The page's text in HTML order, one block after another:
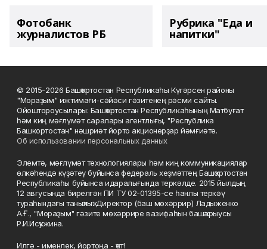
Фотобанк
журналистов РБ
Рубрика "Еда и
напитки"
© 2015-2026 Башҡортостан Республикаһы Күгәрсен районы
"Мораҙым" ижтимағи-сәйәси гәзитенең рәсми сайты.
Ойоштороусылары: Башҡортостан Республикаһының Матбуғат
һәм киң мәғлүмәт саралары агентлығы, "Республика
Башкортостан" нәшриәт йорто акционерҙар йәмғиәте.
Об использовании персональных данных
Элемтә, мәғлүмәт технологиялары һәм киң коммуникациялар
өлкәһендә күҙәтеү буйынса федераль хеҙмәттең Башҡортостан
Республикаһы буйынса идаралығында теркәлде. 2015 йылдың
12 авгусында бирелгән ПИ ТУ 02-01395-се һанлы теркәү
тураһындағы таныҡлыҡ. Директор (баш мөхәррир) Ладыженко
А.Ғ., "Мораҙым" гәзите мөхәррире вазифаһын башҡарыусы
Р.И.Исҡужина.
Илгә - именлек, йортоңа - ҡот!